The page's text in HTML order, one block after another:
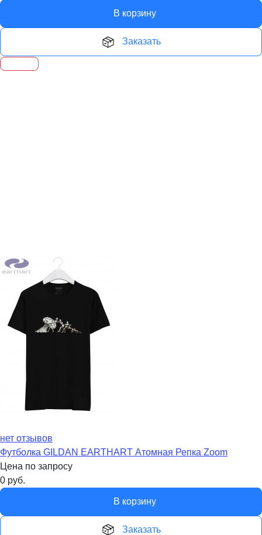
В корзину
Заказать
нет отзывов
Футболка GILDAN EARTHART Атомная Репка Zoom
Цена по запросу
0 руб.
В корзину
Заказать